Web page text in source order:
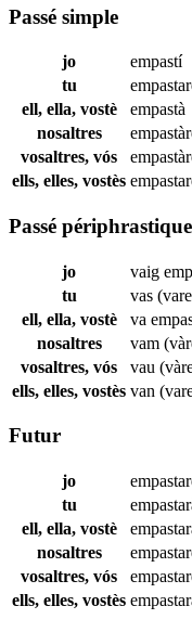
Passé simple
jo
empastí
tu
ell, ella, vostè
empastà
nosaltres
vosaltres, vós
ells, elles, vostès
Passé périphrastique
jo vaig
tu
vas
ell, ella, vostè
va
nosaltres
vam
vosaltres, vós
vau
ells, elles, vostès van
Futur
jo
tu
ell, ella, vostè
nosaltres
vosaltres, vós
ells, elles, vostès